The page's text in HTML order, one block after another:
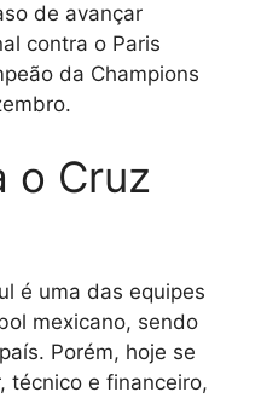
de avançar
contra o Paris
da Champions
o Cruz
é uma das equipes
mexicano, sendo
Porém, hoje se
técnico e financeiro,